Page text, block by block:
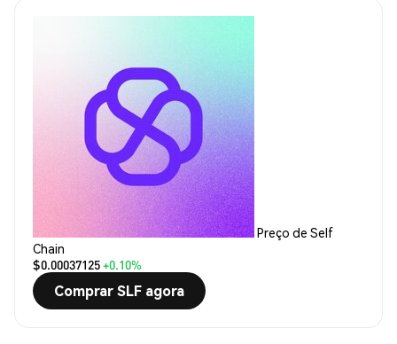
Preço de Self
Chain
$0.00037125+0.10%
Comprar SLF agora